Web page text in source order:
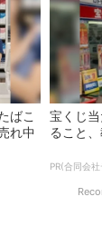
ばこ
れ中
宝くじ
ること
PR(合同会